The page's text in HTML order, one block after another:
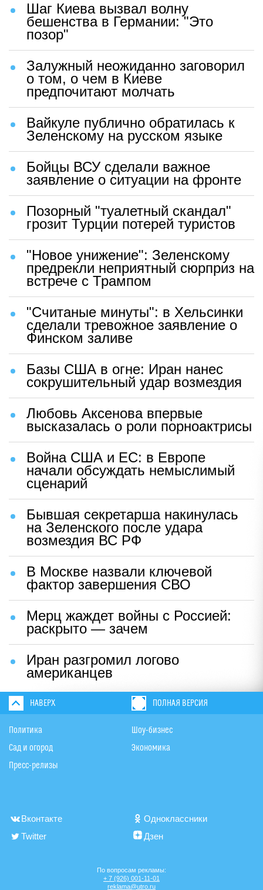
Шаг Киева вызвал волну
бешенства в Германии: "Это
позор"
Залужный неожиданно заговорил
о том, о чем в Киеве
предпочитают молчать
Вайкуле публично обратилась к
Зеленскому на русском языке
Бойцы ВСУ сделали важное
заявление о ситуации на фронте
Позорный "туалетный скандал"
грозит Турции потерей туристов
"Новое унижение": Зеленскому
предрекли неприятный сюрприз на
встрече с Трампом
"Считаные минуты": в Хельсинки
сделали тревожное заявление о
Финском заливе
Базы США в огне: Иран нанес
сокрушительный удар возмездия
Любовь Аксенова впервые
высказалась о роли порноактрисы
Война США и ЕС: в Европе
начали обсуждать немыслимый
сценарий
Бывшая секретарша накинулась
на Зеленского после удара
возмездия ВС РФ
В Москве назвали ключевой
фактор завершения СВО
Мерц жаждет войны с Россией:
раскрыто — зачем
Иран разгромил логово
американцев
НАВЕРХ ПОЛНАЯ ВЕРСИЯ
Политика
Сад и огород
Пресс-релизы
Шоу-бизнес
Экономика
Вконтакте
Одноклассники
Twitter
Дзен
По вопросам рекламы:
+ 7 (926) 001-11-01
reklama@utro.ru